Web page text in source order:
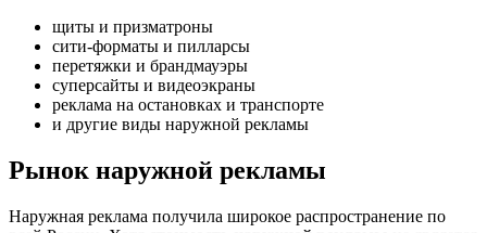
щиты и призматроны
сити-форматы и пилларсы
перетяжки и брандмауэры
суперсайты и видеоэкраны
реклама на остановках и транспорте
и другие виды наружной рекламы
Рынок наружной рекламы
Наружная реклама получила широкое распространение по